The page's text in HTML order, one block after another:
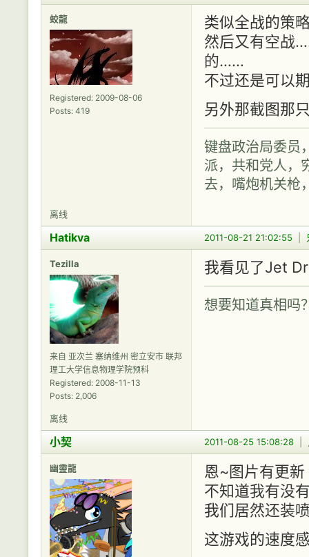
蛟龍
Registered: 2009-08-06
Posts: 419
类似全战的策
然后又有空战
的……
不过还是可以
另外那截图那
键盘政治局委员
派，共和党人，
去，嘴炮机关枪
离线
2011-08-21 21:02:55
Hatikva
Tezilla
来自 亚次兰 塞纳维州 密立安市 联邦
理工大学信息物理学院预科
Registered: 2008-11-13
Posts: 2,006
我看见了Jet
想要知道真相吗
离线
2011-08-25 15:08:28
小契
幽靈龍
恩~图片有更新
不知道我有没
我们居然还装
这游戏的速度